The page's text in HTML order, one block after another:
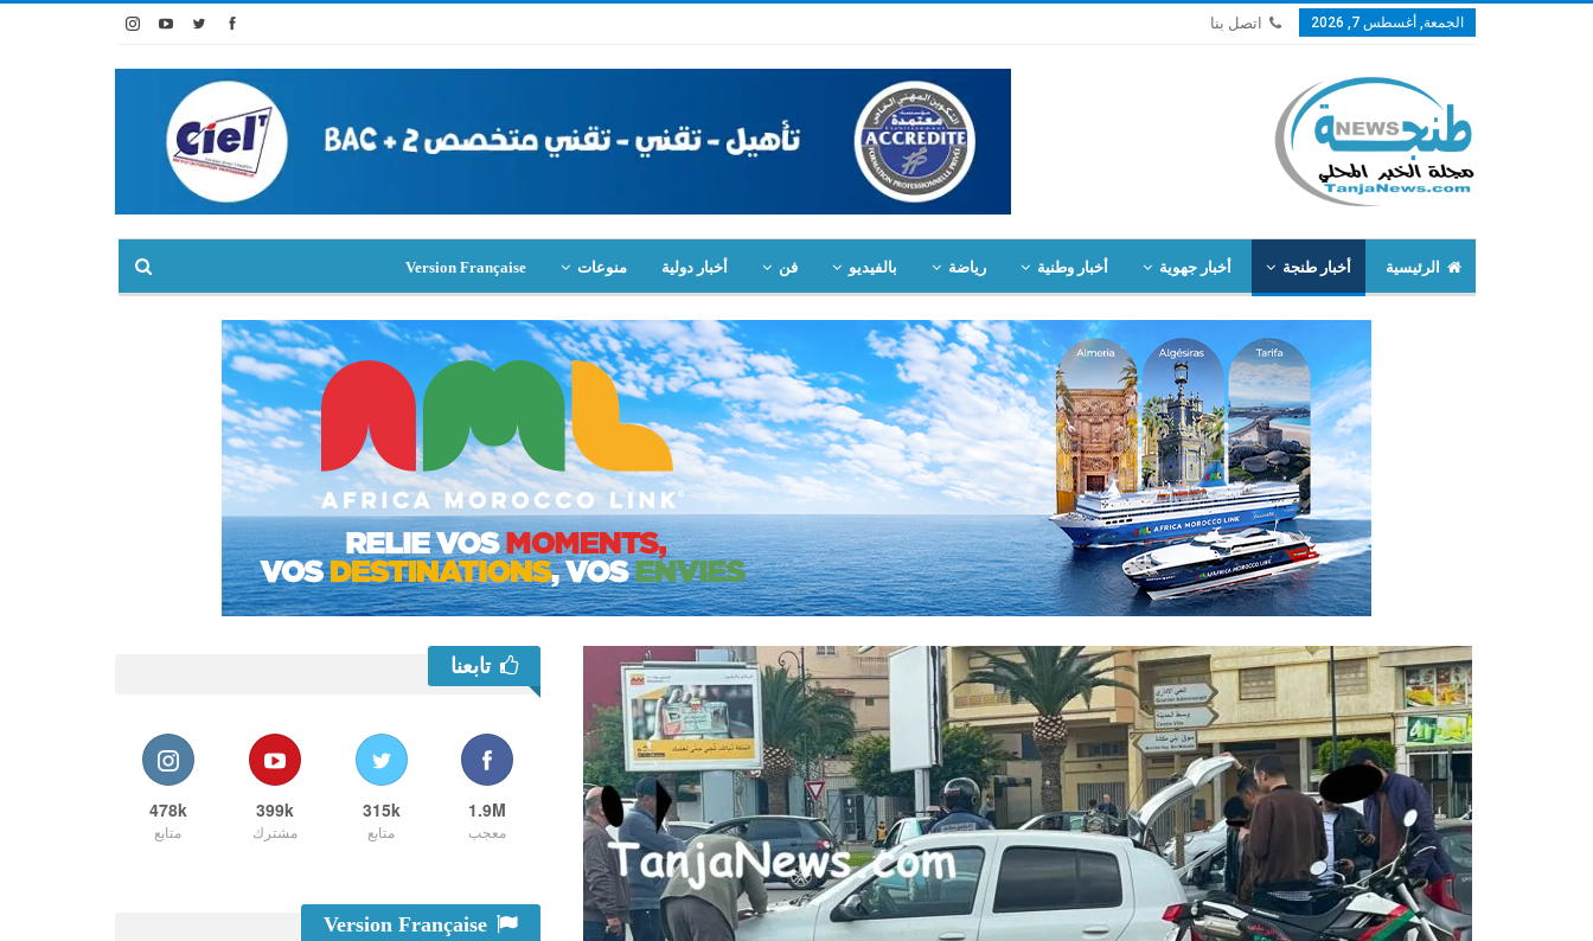
الجمعة, أغسطس 7, 2026 اتصل بنا
الرئيسية أخبار طنجة أخبار جهوية أخبار وطنية رياضة بالفيديو فن أخبار دولية منوعات Version Française
تابعنا
1.9M
معجب
315k
متابع
399k
مشترك
478k
متابع